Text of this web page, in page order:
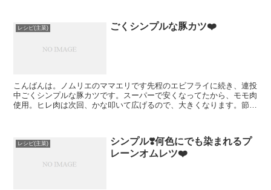
レシピ(主菜) ごくシンプルな豚カツ❤️
こんばんは。ノムリエのママエリです先程のエビフライに続き、連投
中ごくシンプルな豚カツです。スーパーで安くなってたから、モモ肉
使用。ヒレ肉は次回、かな叩いて広げるので、大きくなります。節約
レシピ(主菜)
シンプル❣️何色にでも染まれるプ
レーンオムレツ❤️